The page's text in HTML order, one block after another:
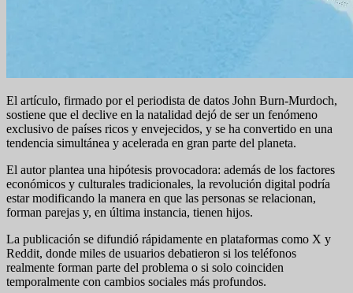
El artículo, firmado por el periodista de datos John Burn-Murdoch,
sostiene que el declive en la natalidad dejó de ser un fenómeno
exclusivo de países ricos y envejecidos, y se ha convertido en una
tendencia simultánea y acelerada en gran parte del planeta.
El autor plantea una hipótesis provocadora: además de los factores
económicos y culturales tradicionales, la revolución digital podría
estar modificando la manera en que las personas se relacionan,
forman parejas y, en última instancia, tienen hijos.
La publicación se difundió rápidamente en plataformas como X y
Reddit, donde miles de usuarios debatieron si los teléfonos
realmente forman parte del problema o si solo coinciden
temporalmente con cambios sociales más profundos.